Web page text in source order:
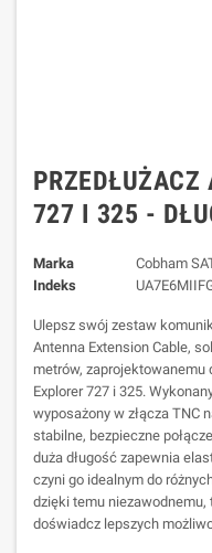
PRZEDŁUŻACZ
727 I 325 -
Marka
Cobham
Indeks
Ulepsz swój zestaw
Antenna Extension Cable,
metrów,
Explorer 727 i 325.
wyposażony w złącza TNC
stabilne, bezpieczne
duża długość zapewnia
czyni go idealnym do
dzięki temu
doświadcz lepszych